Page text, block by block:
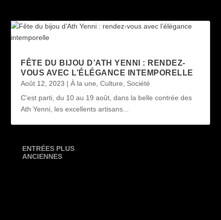
FÊTE DU BIJOU D’ATH YENNI : RENDEZ-
VOUS AVEC L’ÉLÉGANCE INTEMPORELLE
Août 12, 2023 |À la une,Culture, Société
C’est parti, du 10 au 19 août, dans la belle contrée des
Ath Yenni, les excellents artisans...
ENTRÉES PLUS
ANCIENNES